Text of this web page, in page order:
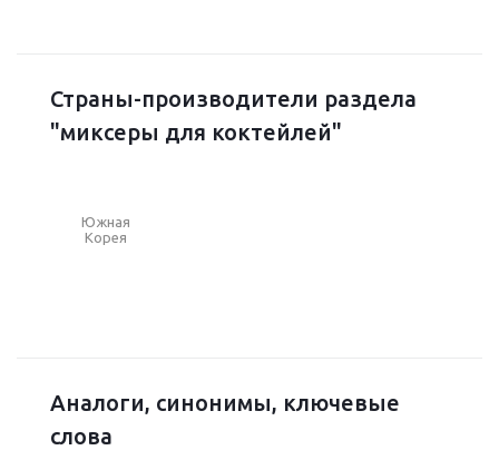
Страны-производители раздела
"миксеры для коктейлей"
Южная
Корея
Аналоги, синонимы, ключевые
слова